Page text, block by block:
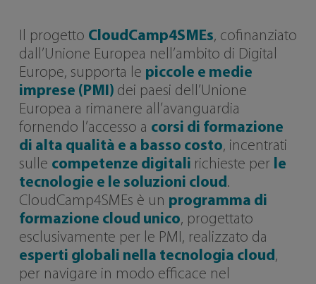
Il progetto CloudCamp4SMEs, cofinanziato
dall’Unione Europea nell’ambito di Digital
Europe, supporta le piccole e medie
imprese (PMI) dei paesi dell’Unione
Europea a rimanere all’avanguardia
fornendo l’accesso a corsi di formazione
di alta qualità e a basso costo, incentrati
sulle competenze digitali richieste per le
tecnologie e le soluzioni cloud .
CloudCamp4SMEs è un programma di
formazione cloud unico, progettato
esclusivamente per le PMI, realizzato da
esperti globali nella tecnologia cloud ,
per navigare in modo efficace nel